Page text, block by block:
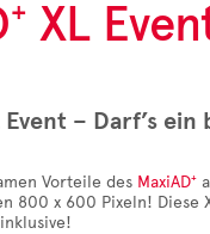
XL
Event – Darf’s
Vorteile des MaxiAD⁺
800 x 600 Pixeln! Diese